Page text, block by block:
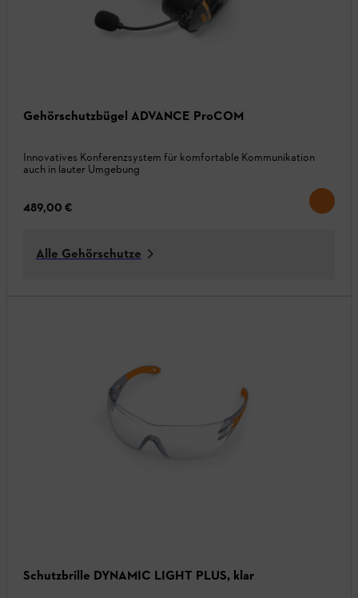
Gehörschutzbügel ADVANCE ProCOM
Innovatives Konferenzsystem für komfortable Kommunikation
auch in lauter Umgebung
489,00 €
Alle Gehörschutze
Schutzbrille DYNAMIC LIGHT PLUS, klar